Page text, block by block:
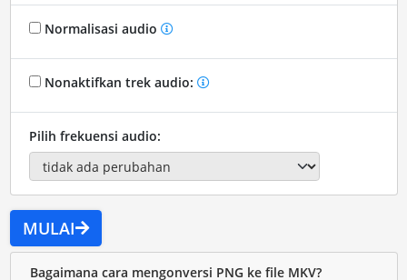
Normalisasi audio
Nonaktifkan trek audio:
Pilih frekuensi audio:
MULAI
Bagaimana cara mengonversi PNG ke file MKV?